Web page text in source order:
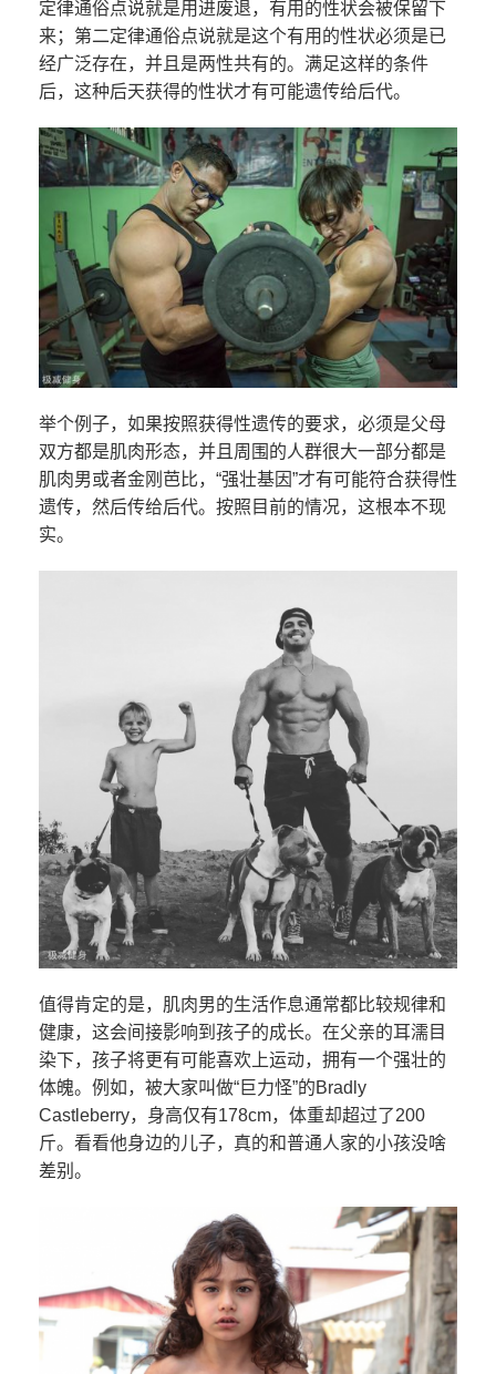
定律通俗点说就是用进废退，有用的性状会被保留下
来；第二定律通俗点说就是这个有用的性状必须是已
经广泛存在，并且是两性共有的。满足这样的条件
后，这种后天获得的性状才有可能遗传给后代。
举个例子，如果按照获得性遗传的要求，必须是父母
双方都是肌肉形态，并且周围的人群很大一部分都是
肌肉男或者金刚芭比，“强壮基因”才有可能符合获得性
遗传，然后传给后代。按照目前的情况，这根本不现
实。
值得肯定的是，肌肉男的生活作息通常都比较规律和
健康，这会间接影响到孩子的成长。在父亲的耳濡目
染下，孩子将更有可能喜欢上运动，拥有一个强壮的
体魄。例如，被大家叫做“巨力怪”的Bradly
Castleberry，身高仅有178cm，体重却超过了200
斤。看看他身边的儿子，真的和普通人家的小孩没啥
差别。